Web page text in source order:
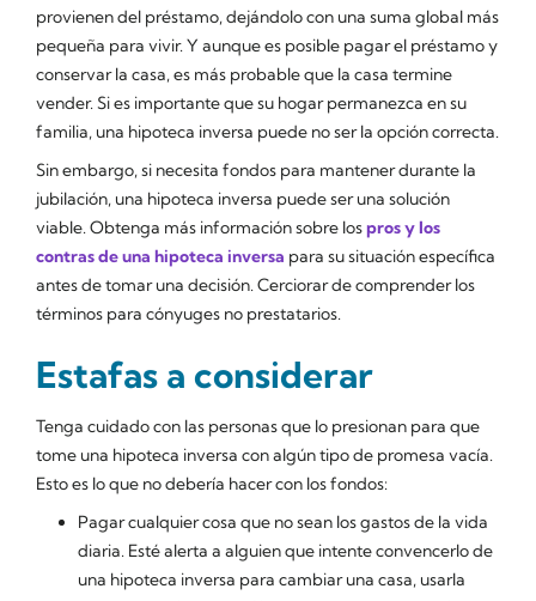
provienen del préstamo, dejándolo con una suma global más
pequeña para vivir. Y aunque es posible pagar el préstamo y
conservar la casa, es más probable que la casa termine
vender. Si es importante que su hogar permanezca en su
familia, una hipoteca inversa puede no ser la opción correcta.
Sin embargo, si necesita fondos para mantener durante la
jubilación, una hipoteca inversa puede ser una solución
viable. Obtenga más información sobre lospros y los
contras de una hipoteca inversa para su situación específica
antes de tomar una decisión. Cerciorar de comprender los
términos para cónyuges no prestatarios.
Estafas a considerar
Tenga cuidado con las personas que lo presionan para que
tome una hipoteca inversa con algún tipo de promesa vacía.
Esto es lo que no debería hacer con los fondos:
Pagar cualquier cosa que no sean los gastos de la vida
diaria. Esté alerta a alguien que intente convencerlo de
una hipoteca inversa para cambiar una casa, usarla